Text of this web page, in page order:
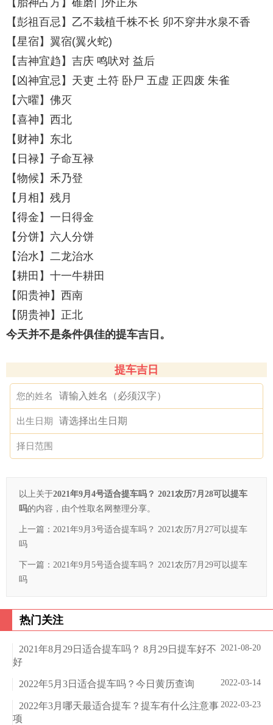
【胎神占方】碓磨门外正东
【彭祖百忌】乙不栽植千株不长 卯不穿井水泉不香
【星宿】翼宿(翼火蛇)
【吉神宜趋】吉庆 鸣吠对 益后
【凶神宜忌】天吏 土符 卧尸 五虚 正四废 朱雀
【六曜】佛灭
【喜神】西北
【财神】东北
【日禄】子命互禄
【物候】禾乃登
【月相】残月
【得金】一日得金
【分饼】六人分饼
【治水】二龙治水
【耕田】十一牛耕田
【阳贵神】西南
【阴贵神】正北
今天并不是条件俱佳的提车吉日 。
提车吉日
您的姓名
出生日期
择日范围
以上关于2021年9月4号适合提车吗？ 2021农历7月28可以提车
吗的内容，由个性取名网整理分享。
上一篇： 2021年9月3号适合提车吗？ 2021农历7月27可以提车
吗
下一篇： 2021年9月5号适合提车吗？ 2021农历7月29可以提车
吗
热门关注
2021-08-20
2021年8月29日适合提车吗？ 8月29日提车好不
好
2022-03-14
2022年5月3日适合提车吗？今日黄历查询
2022-03-23
2022年3月哪天最适合提车？提车有什么注意事
项